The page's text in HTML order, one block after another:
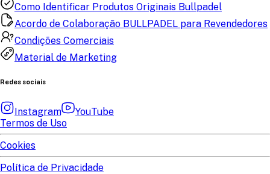
Como Identificar Produtos Originais Bullpadel
Acordo de Colaboração BULLPADEL para Revendedores
Condições Comerciais
Material de Marketing
Redes sociais
Instagram
YouTube
Termos de Uso
Cookies
Política de Privacidade